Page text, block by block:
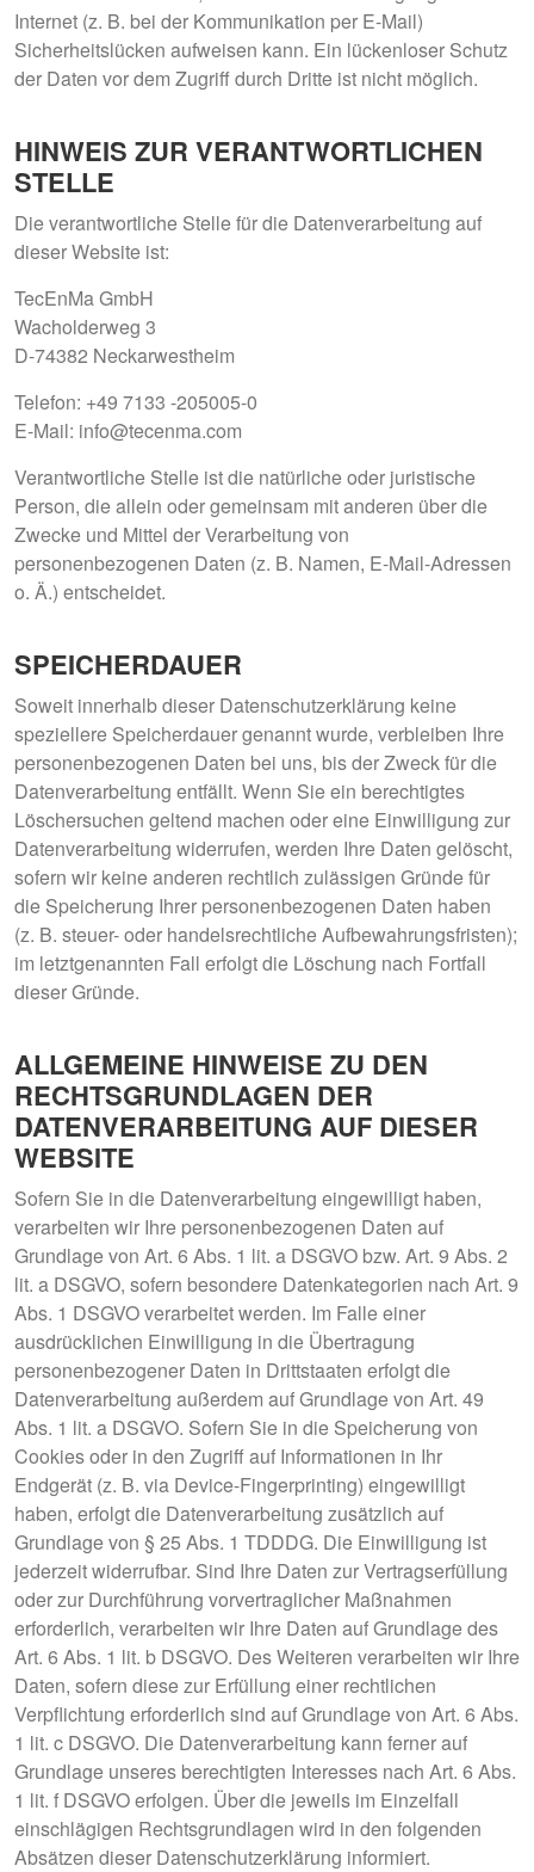
Internet (z. B. bei der Kommunikation per E-Mail)
Sicherheitslücken aufweisen kann. Ein lückenloser Schutz
der Daten vor dem Zugriff durch Dritte ist nicht möglich.
HINWEIS ZUR VERANTWORTLICHEN
STELLE
Die verantwortliche Stelle für die Datenverarbeitung auf
dieser Website ist:
TecEnMa GmbH
Wacholderweg 3
D-74382 Neckarwestheim
Telefon: +49 7133 -205005-0
E-Mail: info@tecenma.com
Verantwortliche Stelle ist die natürliche oder juristische
Person, die allein oder gemeinsam mit anderen über die
Zwecke und Mittel der Verarbeitung von
personenbezogenen Daten (z. B. Namen, E-Mail-Adressen
o. Ä.) entscheidet.
SPEICHERDAUER
Soweit innerhalb dieser Datenschutzerklärung keine
speziellere Speicherdauer genannt wurde, verbleiben Ihre
personenbezogenen Daten bei uns, bis der Zweck für die
Datenverarbeitung entfällt. Wenn Sie ein berechtigtes
Löschersuchen geltend machen oder eine Einwilligung zur
Datenverarbeitung widerrufen, werden Ihre Daten gelöscht,
sofern wir keine anderen rechtlich zulässigen Gründe für
die Speicherung Ihrer personenbezogenen Daten haben
(z. B. steuer- oder handelsrechtliche Aufbewahrungsfristen);
im letztgenannten Fall erfolgt die Löschung nach Fortfall
dieser Gründe.
ALLGEMEINE HINWEISE ZU DEN
RECHTSGRUNDLAGEN DER
DATENVERARBEITUNG AUF DIESER
WEBSITE
Sofern Sie in die Datenverarbeitung eingewilligt haben,
verarbeiten wir Ihre personenbezogenen Daten auf
Grundlage von Art. 6 Abs. 1 lit. a DSGVO bzw. Art. 9 Abs. 2
lit. a DSGVO, sofern besondere Datenkategorien nach Art. 9
Abs. 1 DSGVO verarbeitet werden. Im Falle einer
ausdrücklichen Einwilligung in die Übertragung
personenbezogener Daten in Drittstaaten erfolgt die
Datenverarbeitung außerdem auf Grundlage von Art. 49
Abs. 1 lit. a DSGVO. Sofern Sie in die Speicherung von
Cookies oder in den Zugriff auf Informationen in Ihr
Endgerät (z. B. via Device-Fingerprinting) eingewilligt
haben, erfolgt die Datenverarbeitung zusätzlich auf
Grundlage von § 25 Abs. 1 TDDDG. Die Einwilligung ist
jederzeit widerrufbar. Sind Ihre Daten zur Vertragserfüllung
oder zur Durchführung vorvertraglicher Maßnahmen
erforderlich, verarbeiten wir Ihre Daten auf Grundlage des
Art. 6 Abs. 1 lit. b DSGVO. Des Weiteren verarbeiten wir Ihre
Daten, sofern diese zur Erfüllung einer rechtlichen
Verpflichtung erforderlich sind auf Grundlage von Art. 6 Abs.
1 lit. c DSGVO. Die Datenverarbeitung kann ferner auf
Grundlage unseres berechtigten Interesses nach Art. 6 Abs.
1 lit. f DSGVO erfolgen. Über die jeweils im Einzelfall
einschlägigen Rechtsgrundlagen wird in den folgenden
Absätzen dieser Datenschutzerklärung informiert.